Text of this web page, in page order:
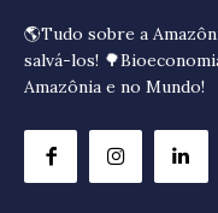
🌎Tudo sobre a
salvá-los!
Amazônia e no Mundo!